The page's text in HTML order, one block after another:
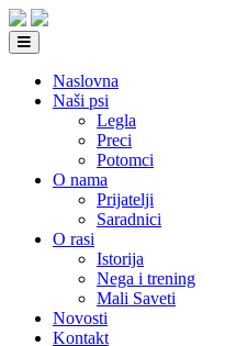
Naslovna
Naši psi
Legla
Preci
Potomci
O nama
Prijatelji
Saradnici
O rasi
Istorija
Nega i trening
Mali Saveti
Novosti
Kontakt